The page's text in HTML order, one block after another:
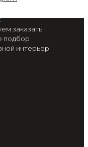
заказать
подбор
интерьер